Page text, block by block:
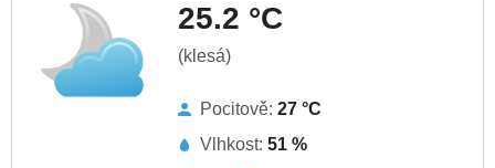
25.2 °C
(klesá)
Pocitově: 27 °C
Vlhkost: 51 %